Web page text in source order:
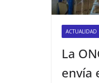
ACTUALIDAD
La
envía